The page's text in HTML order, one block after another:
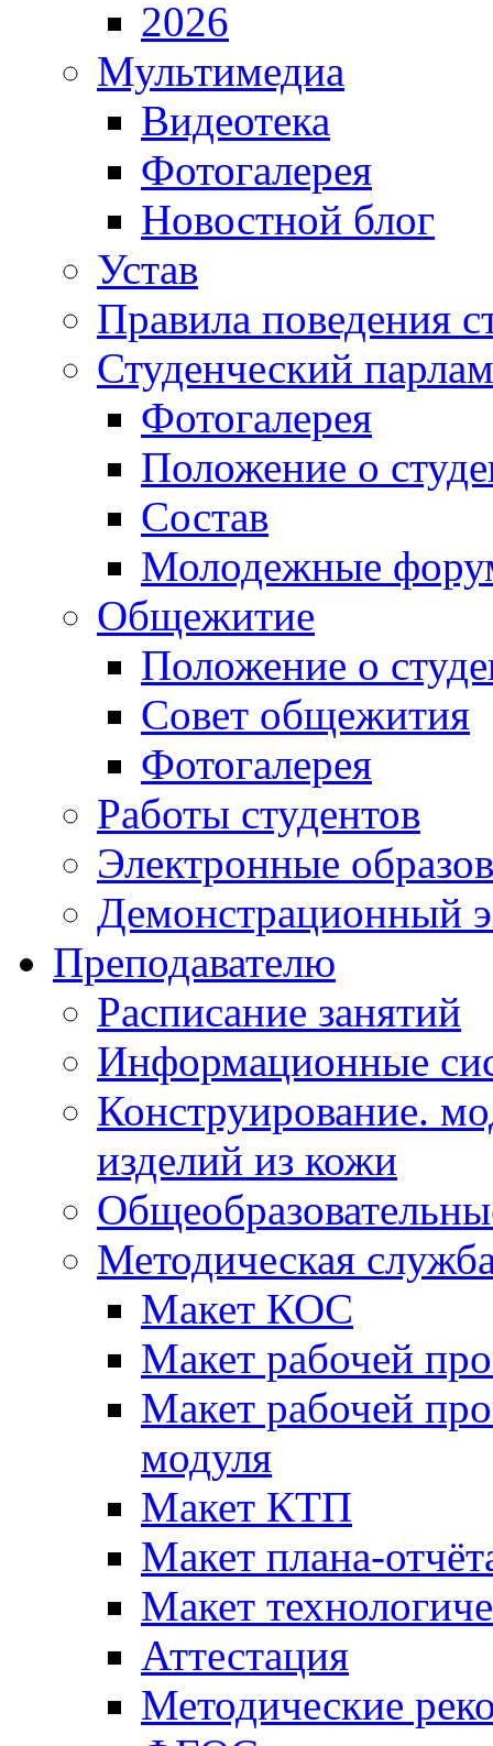
2026
Мультимедиа
Видеотека
Фотогалерея
Новостной блог
Устав
Правила поведения
Студенческий
Фотогалерея
Положение о
Состав
Молодежные
Общежитие
Положение о
Совет общежития
Фотогалерея
Работы студентов
Электронные
Демонстрационный
Преподавателю
Расписание занятий
Информационные
Конструирование.
изделий из кожи
Методическая
Макет КОС
Макет рабочей
Макет рабочей
модуля
Макет КТП
Макет плана-
Макет
Аттестация
Методические